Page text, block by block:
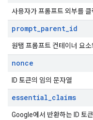
사용자가 프롬프트 외부를
prompt_parent_id
원탭 프롬프트 컨테이너 요소
nonce
ID 토큰의 임의 문자열
essential_claims
Google에서 반환하는 ID 토